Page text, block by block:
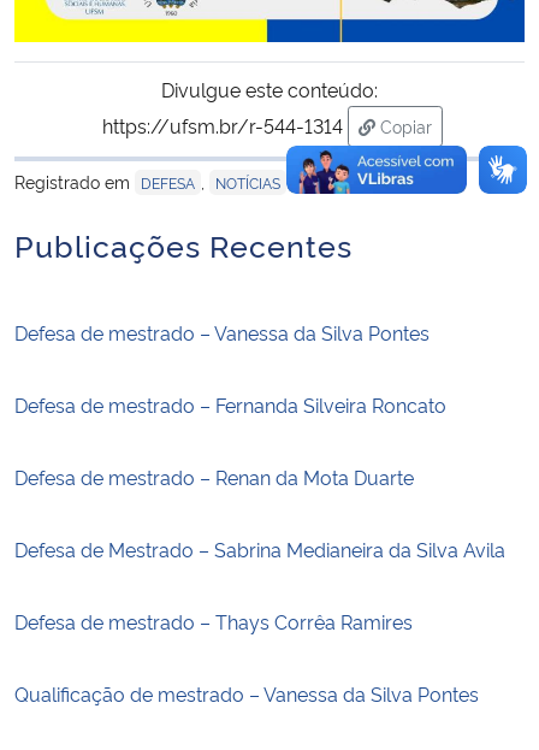
Divulgue este conteúdo:
https://ufsm.br/r-544-1314
Copiar
para área de
Registrado em
DEFESA NOTÍCIAS
Publicações Recentes
Defesa de mestrado – Vanessa da Silva Pontes
Defesa de mestrado – Fernanda Silveira Roncato
Defesa de mestrado – Renan da Mota Duarte
Defesa de Mestrado – Sabrina Medianeira da Silva Avila
Defesa de mestrado – Thays Corrêa Ramires
Qualificação de mestrado – Vanessa da Silva Pontes